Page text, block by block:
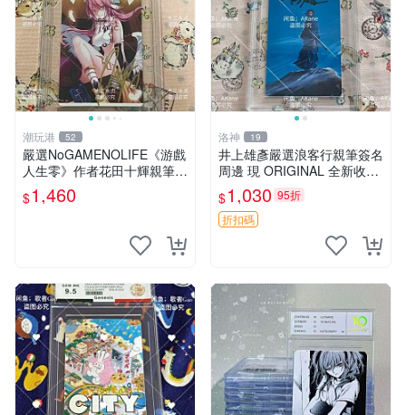
潮玩港 52
嚴選NoGAMENOLIFE《游戲
人生零》作者花田十輝親筆簽
名照片，3英寸真品收藏。簽
名經典角色周邊推薦收藏。
$1,460
洛神 19
井上雄彥嚴選浪客行親筆簽名
周邊 現 ORIGINAL 全新收藏
相框附卡磚 尺寸適中 浪客行
筆 記念照
$1,030 95折
折扣碼